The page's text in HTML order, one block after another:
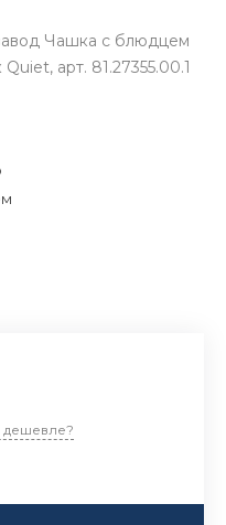
Чашка с блюдцем
арт. 81.27355.00.1